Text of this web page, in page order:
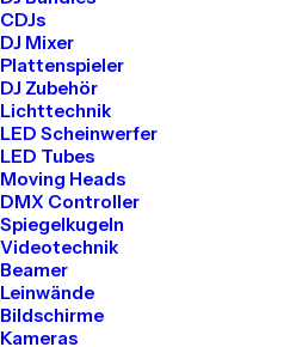
CDJs
DJ Mixer
Plattenspieler
DJ Zubehör
Lichttechnik
LED Scheinwerfer
LED Tubes
Moving Heads
DMX Controller
Spiegelkugeln
Videotechnik
Beamer
Leinwände
Bildschirme
Kameras
Get in touch
Tel: 030 2000 5441
Mail: info@akari-audio.de
Unser Standort